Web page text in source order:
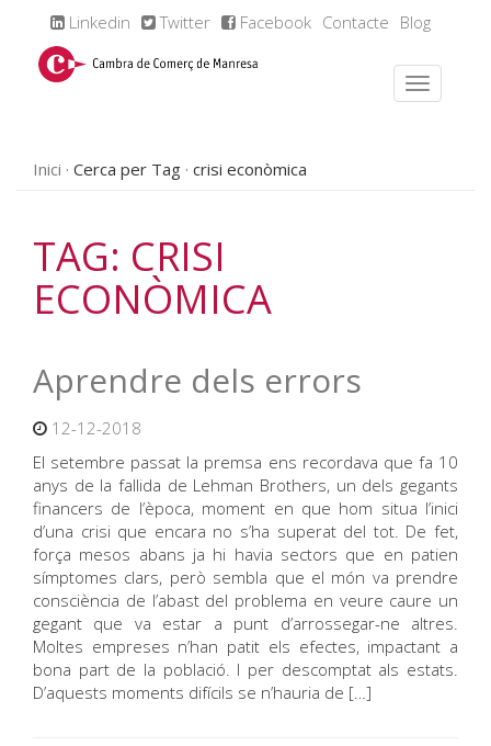
Linkedin Twitter Facebook Contacte Blog
Inici Cerca per Tag crisi econòmica
TAG: CRISI
ECONÒMICA
Aprendre dels errors
12-12-2018
El setembre passat la premsa ens recordava que fa 10
anys de la fallida de Lehman Brothers, un dels gegants
financers de l’època, moment en que hom situa l’inici
d’una crisi que encara no s’ha superat del tot. De fet,
força mesos abans ja hi havia sectors que en patien
símptomes clars, però sembla que el món va prendre
consciència de l’abast del problema en veure caure un
gegant que va estar a punt d’arrossegar-ne altres.
Moltes empreses n’han patit els efectes, impactant a
bona part de la població. I per descomptat als estats.
D’aquests moments difícils se n’hauria de […]